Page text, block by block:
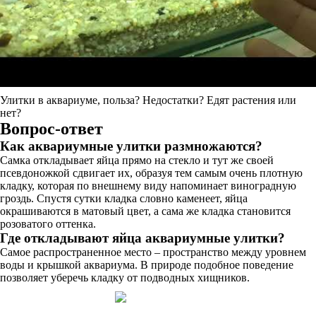
Улитки в аквариуме, польза? Недостатки? Едят растения или
нет?
Вопрос-ответ
Как аквариумные улитки размножаются?
Самка откладывает яйца прямо на стекло и тут же своей
псевдоножкой сдвигает их, образуя тем самым очень плотную
кладку, которая по внешнему виду напоминает виноградную
гроздь. Спустя сутки кладка словно каменеет, яйца
окрашиваются в матовый цвет, а сама же кладка становится
розоватого оттенка.
Где откладывают яйца аквариумные улитки?
Самое распространенное место – пространство между уровнем
воды и крышкой аквариума. В природе подобное поведение
позволяет уберечь кладку от подводных хищников.